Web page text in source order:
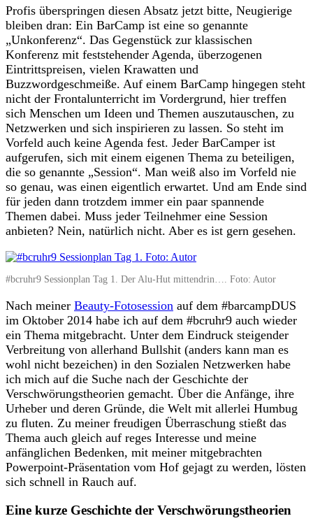
Profis überspringen diesen Absatz jetzt bitte, Neugierige
bleiben dran: Ein BarCamp ist eine so genannte
„Unkonferenz“. Das Gegenstück zur klassischen
Konferenz mit feststehender Agenda, überzogenen
Eintrittspreisen, vielen Krawatten und
Buzzwordgeschmeiße. Auf einem BarCamp hingegen steht
nicht der Frontalunterricht im Vordergrund, hier treffen
sich Menschen um Ideen und Themen auszutauschen, zu
Netzwerken und sich inspirieren zu lassen. So steht im
Vorfeld auch keine Agenda fest. Jeder BarCamper ist
aufgerufen, sich mit einem eigenen Thema zu beteiligen,
die so genannte „Session“. Man weiß also im Vorfeld nie
so genau, was einen eigentlich erwartet. Und am Ende sind
für jeden dann trotzdem immer ein paar spannende
Themen dabei. Muss jeder Teilnehmer eine Session
anbieten? Nein, natürlich nicht. Aber es ist gern gesehen.
#bcruhr9 Sessionplan Tag 1. Der Alu-Hut mittendrin…. Foto: Autor
Nach meiner Beauty-Fotosession auf dem #barcampDUS
im Oktober 2014 habe ich auf dem #bcruhr9 auch wieder
ein Thema mitgebracht. Unter dem Eindruck steigender
Verbreitung von allerhand Bullshit (anders kann man es
wohl nicht bezeichen) in den Sozialen Netzwerken habe
ich mich auf die Suche nach der Geschichte der
Verschwörungstheorien gemacht. Über die Anfänge, ihre
Urheber und deren Gründe, die Welt mit allerlei Humbug
zu fluten. Zu meiner freudigen Überraschung stießt das
Thema auch gleich auf reges Interesse und meine
anfänglichen Bedenken, mit meiner mitgebrachten
Powerpoint-Präsentation vom Hof gejagt zu werden, lösten
sich schnell in Rauch auf.
Eine kurze Geschichte der Verschwörungstheorien